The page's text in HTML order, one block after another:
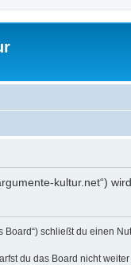
kultur.net“)
Board“) schließt du einen
du das Board nicht